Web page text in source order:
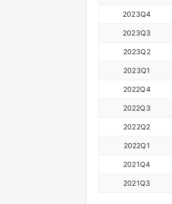
2023Q4
2023Q3
2023Q2
2023Q1
2022Q4
2022Q3
2022Q2
2022Q1
2021Q4
2021Q3